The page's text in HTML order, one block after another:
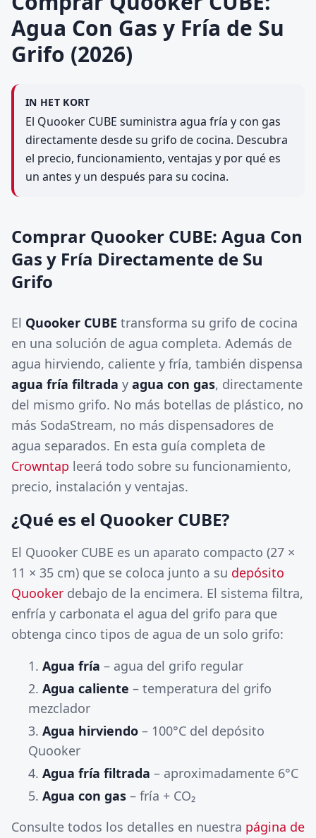
Agua Con Gas y Fría de Su
Grifo (2026)
IN HET KORT
El Quooker CUBE suministra agua fría y con gas
directamente desde su grifo de cocina. Descubra
el precio, funcionamiento, ventajas y por qué es
un antes y un después para su cocina.
Comprar Quooker CUBE: Agua Con
Gas y Fría Directamente de Su
Grifo
El Quooker CUBE transforma su grifo de cocina
en una solución de agua completa. Además de
agua hirviendo, caliente y fría, también dispensa
agua fría filtrada y agua con gas, directamente
del mismo grifo. No más botellas de plástico, no
más SodaStream, no más dispensadores de
agua separados. En esta guía completa de
Crowntap leerá todo sobre su funcionamiento,
precio, instalación y ventajas.
¿Qué es el Quooker CUBE?
El Quooker CUBE es un aparato compacto (27 ×
11 × 35 cm) que se coloca junto a su depósito
Quooker debajo de la encimera. El sistema filtra,
enfría y carbonata el agua del grifo para que
obtenga cinco tipos de agua de un solo grifo:
Agua fría – agua del grifo regular
Agua caliente – temperatura del grifo
mezclador
Agua hirviendo – 100°C del depósito
Quooker
Agua fría filtrada – aproximadamente 6°C
Agua con gas – fría + CO₂
Consulte todos los detalles en nuestra página de